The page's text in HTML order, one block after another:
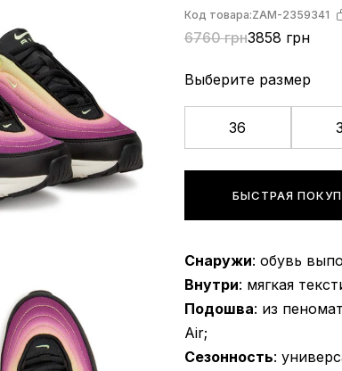
Код товара:ZAM-2359341
6760 грн3858 грн
Выберите размер
36
БЫСТРАЯ
Снаружи: обувь
Внутри: мягкая
Подошва: из
Air;
Сезонность: